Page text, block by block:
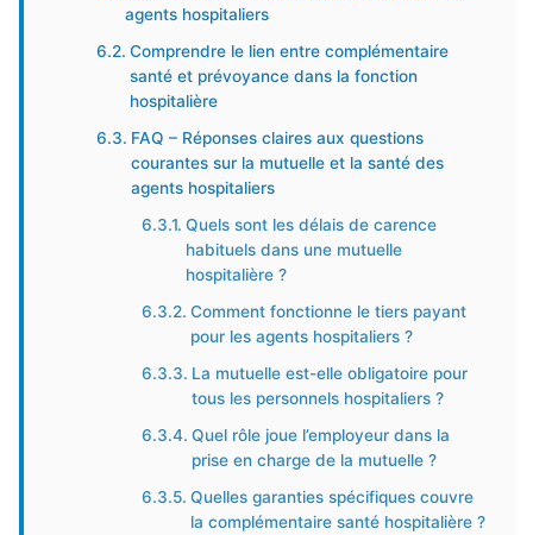
agents hospitaliers
Comprendre le lien entre complémentaire
santé et prévoyance dans la fonction
hospitalière
FAQ – Réponses claires aux questions
courantes sur la mutuelle et la santé des
agents hospitaliers
Quels sont les délais de carence
habituels dans une mutuelle
hospitalière ?
Comment fonctionne le tiers payant
pour les agents hospitaliers ?
La mutuelle est-elle obligatoire pour
tous les personnels hospitaliers ?
Quel rôle joue l’employeur dans la
prise en charge de la mutuelle ?
Quelles garanties spécifiques couvre
la complémentaire santé hospitalière ?